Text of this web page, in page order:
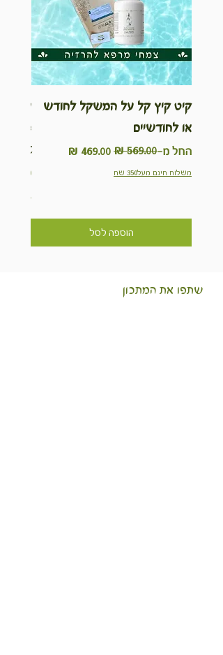
קיט קיץ קל על המשקל לחודש
או לחודשיים
החל מ-
מחיר רגיל
מחיר מבצע
משלוח חינם מעל350 שח
הוספה לסל
ערכת
Kit
מחיר